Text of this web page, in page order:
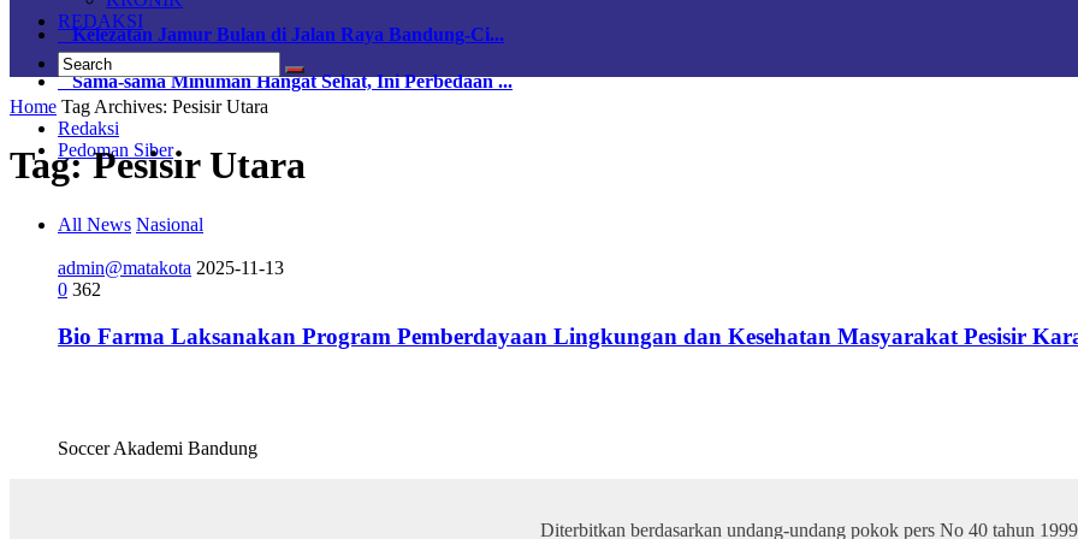
Kelezatan Jamur Bulan di Jalan Raya Bandung-Ci...
Sama-sama Minuman Hangat Sehat, Ini Perbedaan ...
Redaksi
Pedoman Siber
REDAKSI
Home Tag Archives: Pesisir Utara
Tag:Pesisir Utara
All News Nasional
admin@matakota 2025-11-13
0 362
Bio Farma Laksanakan Program Pemberdayaan Lingkungan dan Kesehatan Masyarakat Pesisir
Soccer Akademi Bandung
Diterbitkan berdasarkan undang-undang pokok pers No 40 tahun 1999